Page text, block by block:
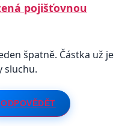
pojišťovnou
špatně. Částka už je
sluchu.
ODPOVĚDĚT